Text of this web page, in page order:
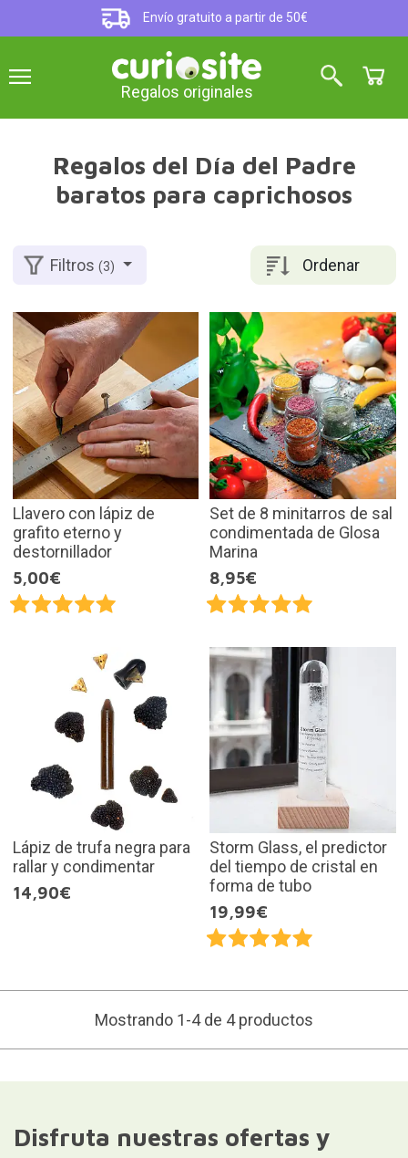
Envío gratuito a partir de 50€
Regalos originales
Regalos del Día del Padre
baratos para caprichosos
Ordenar
Filtros(3)
Llavero con lápiz de
grafito eterno y
destornillador
5,00€
Set de 8 minitarros de sal
condimentada de Glosa
Marina
8,95€
Lápiz de trufa negra para
rallar y condimentar
14,90€
Storm Glass, el predictor
del tiempo de cristal en
forma de tubo
19,99€
Mostrando 1-4 de 4 productos
Disfruta nuestras ofertas y